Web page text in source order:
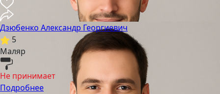
Дзюбенко Александр Георгиевич
5
Маляр
Не принимает
Подробнее